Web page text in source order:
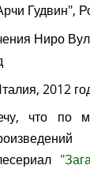
Гудвин",
Ниро
2012
что по